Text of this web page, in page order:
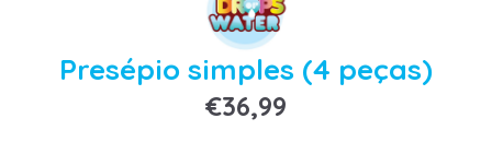
Presépio simples (4 peças)
€36,99